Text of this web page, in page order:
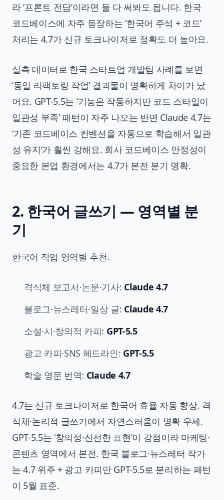
라 ‘프론트 전담’이라면 둘 다 써봐도 됩니다. 한국
코드베이스에 자주 등장하는 ‘한국어 주석 + 코드’
처리는 4.7가 신규 토크나이저로 정확도 더 높아요.
실측 데이터로 한국 스타트업 개발팀 사례를 보면
‘동일 리팩토링 작업’ 결과물이 명확하게 차이가 났
어요. GPT-5.5는 ‘기능은 작동하지만 코드 스타일이
일관성 부족’ 패턴이 자주 나오는 반면 Claude 4.7는
‘기존 코드베이스 컨벤션을 자동으로 학습해서 일관
성 유지’가 훨씬 강해요. 회사 코드베이스 안정성이
중요한 본업 환경에서는 4.7가 본전 분기 명확.
2. 한국어 글쓰기 — 영역별 분
기
한국어 작업 영역별 추천.
격식체 보고서·논문·기사: Claude 4.7
블로그·뉴스레터·일상 글: Claude 4.7
소설·시·창의적 카피: GPT-5.5
광고 카피·SNS 헤드라인: GPT-5.5
학술 영문 번역: Claude 4.7
4.7는 신규 토크나이저로 한국어 효율 자동 향상. 격
식체·논리적 글쓰기에서 자연스러움이 명확 우세.
GPT-5.5는 ‘창의성·신선한 표현’이 강점이라 마케팅·
콘텐츠 영역에서 본전. 한국 블로그·뉴스레터 작가
는 4.7 위주 + 광고 카피만 GPT-5.5로 분리하는 패턴
이 5월 표준.